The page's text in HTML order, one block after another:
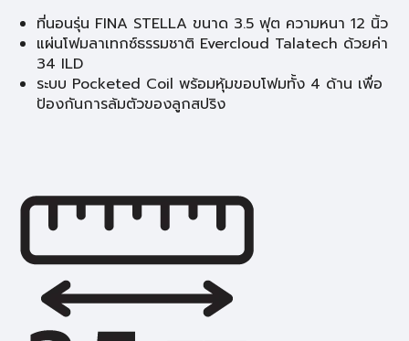
ที่นอนรุ่น FINA STELLA ขนาด 3.5 ฟุต ความหนา 12 นิ้ว
แผ่นโฟมลาเทกซ์ธรรมชาติ Evercloud Talatech ด้วยค่า
34 ILD
ระบบ Pocketed Coil พร้อมหุ้มขอบโฟมทั้ง 4 ด้าน เพื่อ
ป้องกันการล้มตัวของลูกสปริง